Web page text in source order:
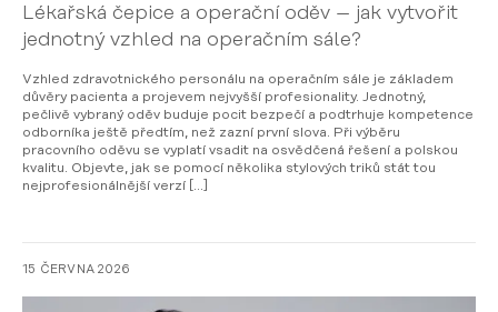
Lékařská čepice a operační oděv – jak vytvořit
jednotný vzhled na operačním sále?
Vzhled zdravotnického personálu na operačním sále je základem
důvěry pacienta a projevem nejvyšší profesionality. Jednotný,
pečlivě vybraný oděv buduje pocit bezpečí a podtrhuje kompetence
odborníka ještě předtím, než zazní první slova. Při výběru
pracovního oděvu se vyplatí vsadit na osvědčená řešení a polskou
kvalitu. Objevte, jak se pomocí několika stylových triků stát tou
nejprofesionálnější verzí […]
15 ČERVNA 2026